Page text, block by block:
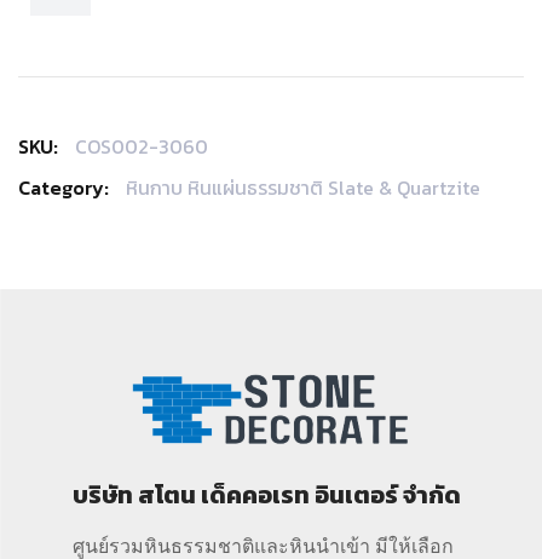
SKU:
COS002-3060
Category:
หินกาบ หินแผ่นธรรมชาติ Slate & Quartzite
บริษัท สโตน เด็คคอเรท อินเตอร์ จำกัด
ศูนย์รวมหินธรรมชาติและหินนำเข้า มีให้เลือก